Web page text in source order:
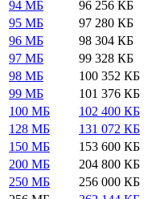
94 МБ
96 256 КБ
95 МБ
97 280 КБ
96 МБ
98 304 КБ
97 МБ
99 328 КБ
98 МБ
100 352 КБ
99 МБ
101 376 КБ
100 МБ
102 400 КБ
128 МБ
131 072 КБ
150 МБ
153 600 КБ
200 МБ
204 800 КБ
250 МБ
256 000 КБ